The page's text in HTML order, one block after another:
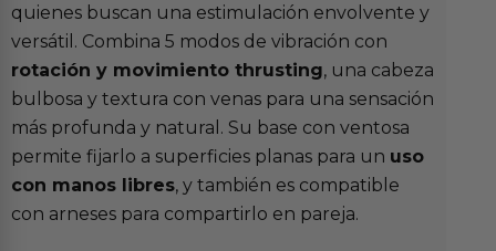
quienes buscan una estimulación envolvente y
versátil. Combina 5 modos de vibración con
rotación y movimiento thrusting, una cabeza
bulbosa y textura con venas para una sensación
más profunda y natural. Su base con ventosa
permite fijarlo a superficies planas para un uso
con manos libres, y también es compatible
con arneses para compartirlo en pareja.